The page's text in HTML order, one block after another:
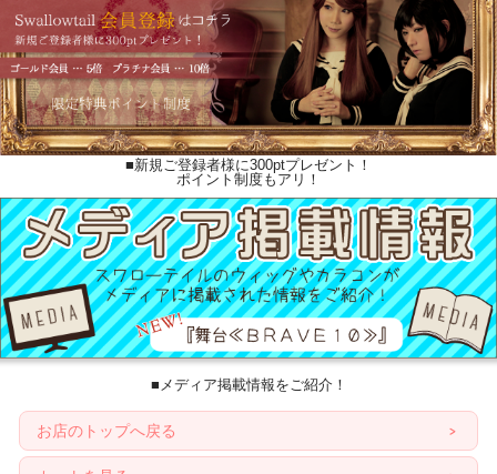
■新規ご登録者様に300ptプレゼント！
ポイント制度もアリ！
■メディア掲載情報をご紹介！
お店のトップへ戻る